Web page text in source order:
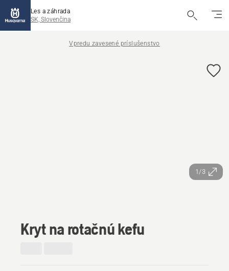
Les a záhrada
SK, Slovenčina
Vpredu zavesené príslušenstvo
1/3
Kryt na rotačnú kefu